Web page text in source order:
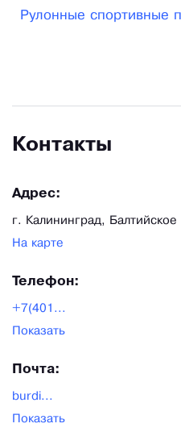
Объем продаж ТД
внутреннем, так и на
Южной Америки, стран
Рулонные спортивные
Контакты
Адрес:
г. Калининград,
На карте
Телефон:
+7(401...
Показать
Почта:
burdi...
Показать